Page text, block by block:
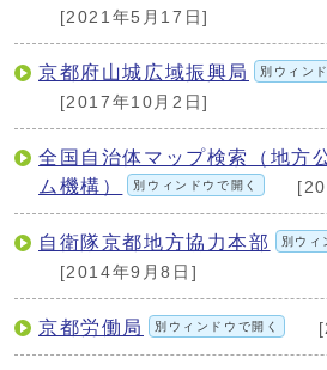
[2021年5月17日]
京都府山城広域振興局 別ウィン
[2017年10月2日]
全国自治体マップ検索（地方
ム機構）
別ウィンドウで開く
自衛隊京都地方協力本部 別ウィ
[2014年9月8日]
京都労働局 別ウィンドウで開く